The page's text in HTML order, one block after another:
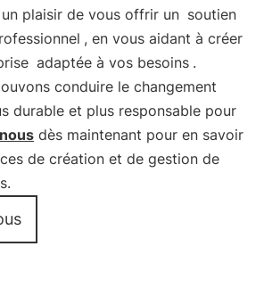
plaisir de vous offrir un soutien
, en vous aidant à créer
adaptée à vos besoins .
conduire le changement
durable et plus responsable pour
dès maintenant pour en savoir
de création et de gestion de